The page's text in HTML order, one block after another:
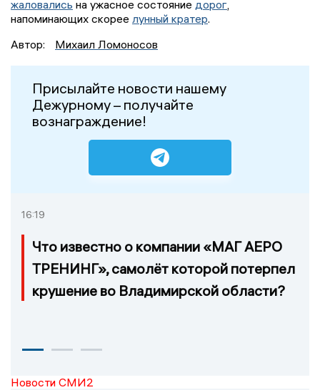
жаловались на ужасное состояние дорог,
напоминающих скорее лунный кратер.
Автор:
Михаил Ломоносов
Присылайте новости нашему
Дежурному – получайте
вознаграждение!
16:19
Что известно о компании «МАГ АЕРО
ТРЕНИНГ», самолёт которой потерпел
крушение во Владимирской области?
Новости СМИ2